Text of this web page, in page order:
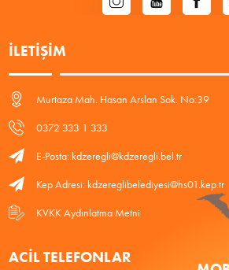
İLETIŞIM
Murtaza Mah. Hasan Arslan Sok. No:39
0372 333 1 333
E-Posta: kdzeregli@kdzeregli.bel.tr
Kep Adresi: kdzereglibelediyesi@hs01.kep.tr
KVKK Aydınlatma Metni
ACIL TELEFONLAR